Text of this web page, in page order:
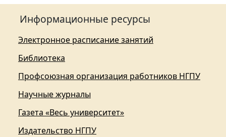
Информационные ресурсы
Электронное расписание занятий
Библиотека
Профсоюзная организация работников НГПУ
Научные журналы
Газета «Весь университет»
Издательство НГПУ